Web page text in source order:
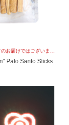
※各公演に合わせてのお届けではございませんこと、予めご理解の上、お買い求めください。
Palo Santo Sticks